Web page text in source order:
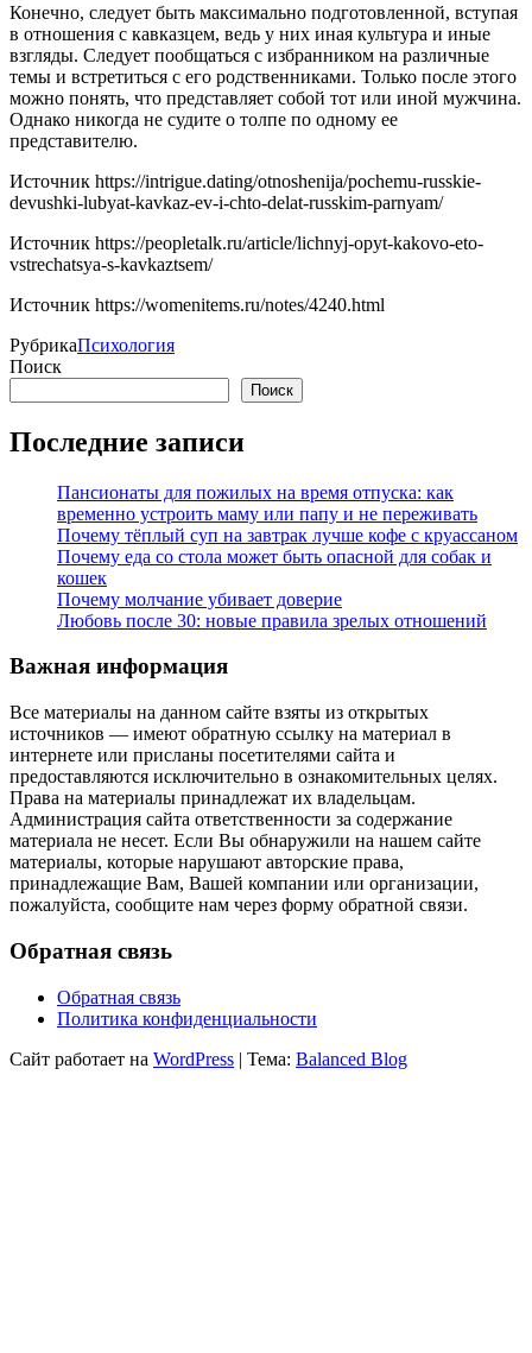
Конечно, следует быть максимально подготовленной, вступая
в отношения с кавказцем, ведь у них иная культура и иные
взгляды. Следует пообщаться с избранником на различные
темы и встретиться с его родственниками. Только после этого
можно понять, что представляет собой тот или иной мужчина.
Однако никогда не судите о толпе по одному ее
представителю.
Источник https://intrigue.dating/otnoshenija/pochemu-russkie-
devushki-lubyat-kavkaz-ev-i-chto-delat-russkim-parnyam/
Источник https://peopletalk.ru/article/lichnyj-opyt-kakovo-eto-
vstrechatsya-s-kavkaztsem/
Источник https://womenitems.ru/notes/4240.html
РубрикаПсихология
Поиск
Поиск
Последние записи
Пансионаты для пожилых на время отпуска: как
временно устроить маму или папу и не переживать
Почему тёплый суп на завтрак лучше кофе с круассаном
Почему еда со стола может быть опасной для собак и
кошек
Почему молчание убивает доверие
Любовь после 30: новые правила зрелых отношений
Важная информация
Все материалы на данном сайте взяты из открытых
источников — имеют обратную ссылку на материал в
интернете или присланы посетителями сайта и
предоставляются исключительно в ознакомительных целях.
Права на материалы принадлежат их владельцам.
Администрация сайта ответственности за содержание
материала не несет. Если Вы обнаружили на нашем сайте
материалы, которые нарушают авторские права,
принадлежащие Вам, Вашей компании или организации,
пожалуйста, сообщите нам через форму обратной связи.
Обратная связь
Обратная связь
Политика конфиденциальности
Сайт работает на WordPress | Тема: Balanced Blog